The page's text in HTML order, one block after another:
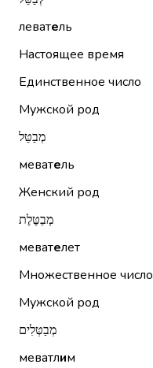
леватель
Настоящее время
Единственное число
Мужской род
מְבַטֵּל
меватель
Женский род
מְבַטֶּלֶת
мевателет
Множественное число
Мужской род
מְבַטְּלִים
меватлим